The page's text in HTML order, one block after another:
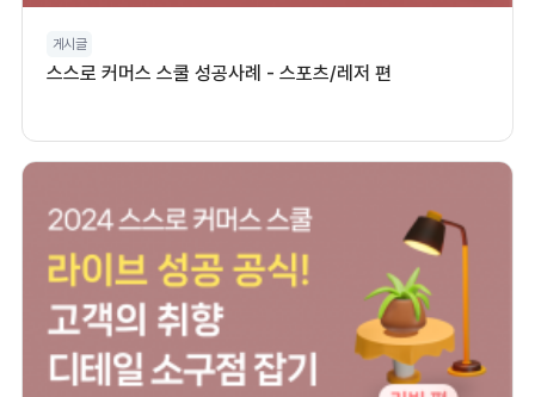
게시글
스스로 커머스 스쿨 성공사례 - 스포츠/레저 편